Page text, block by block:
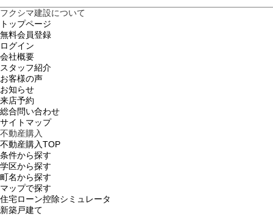
フクシマ建設について
トップページ
無料会員登録
ログイン
会社概要
スタッフ紹介
お客様の声
お知らせ
来店予約
総合問い合わせ
サイトマップ
不動産購入
不動産購入TOP
条件から探す
学区から探す
町名から探す
マップで探す
住宅ローン控除シミュレータ
新築戸建て